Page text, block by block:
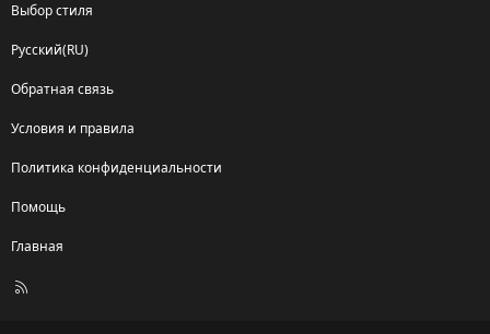
Выбор стиля
Русский(RU)
Обратная связь
Условия и правила
Политика конфиденциальности
Помощь
Главная
R